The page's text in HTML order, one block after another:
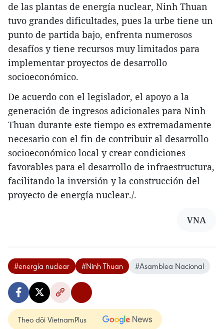
de las plantas de energía nuclear, Ninh Thuan
tuvo grandes dificultades, pues la urbe tiene un
punto de partida bajo, enfrenta numerosos
desafíos y tiene recursos muy limitados para
implementar proyectos de desarrollo
socioeconómico.
De acuerdo con el legislador, el apoyo a la
generación de ingresos adicionales para Ninh
Thuan durante este tiempo es extremadamente
necesario con el fin de contribuir al desarrollo
socioeconómico local y crear condiciones
favorables para el desarrollo de infraestructura,
facilitando la inversión y la construcción del
proyecto de energía nuclear./.
VNA
#energía nuclear #Ninh Thuan #Asamblea Nacional
Theo dõi VietnamPlus